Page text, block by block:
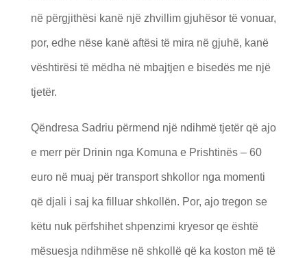
në përgjithësi kanë një zhvillim gjuhësor të vonuar,
por, edhe nëse kanë aftësi të mira në gjuhë, kanë
vështirësi të mëdha në mbajtjen e bisedës me një
tjetër.
Qëndresa Sadriu përmend një ndihmë tjetër që ajo
e merr për Drinin nga Komuna e Prishtinës – 60
euro në muaj për transport shkollor nga momenti
që djali i saj ka filluar shkollën. Por, ajo tregon se
këtu nuk përfshihet shpenzimi kryesor qe është
mësuesja ndihmëse në shkollë që ka koston më të